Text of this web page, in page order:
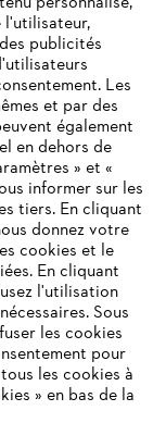
ne prenons plus
site ne
l'utilisateur,
publicités
Les
et par des
également
en dehors de
» et «
informer sur les
tiers. En cliquant
donnez votre
cookies et le
En cliquant
l'utilisation
Sous
les cookies
pour
les cookies à
» en bas de la